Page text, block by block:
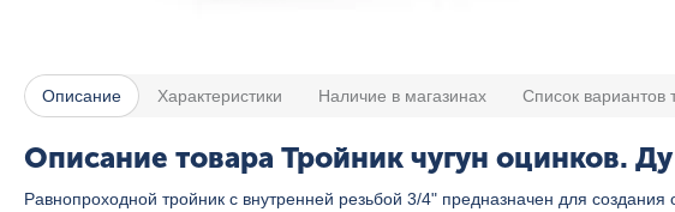
Описание Характеристики Наличие в магазинах Список вариантов
Описание товара Тройник чугун оцинков.
Равнопроходной тройник с внутренней резьбой 3/4" предназначен для